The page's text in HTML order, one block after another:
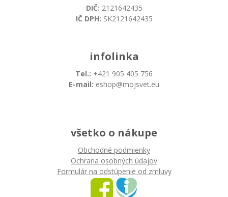
DIČ: 2121642435
IČ DPH: SK2121642435
infolinka
Tel.: +421 905 405 756
E-mail: eshop@mojsvet.eu
všetko o nákupe
Obchodné podmienky
Ochrana osobných údajov
Formulár na odstúpenie od zmluvy